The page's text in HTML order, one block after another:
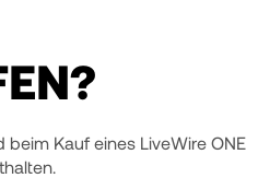
Kauf eines LiveWire ONE